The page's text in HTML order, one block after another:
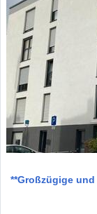
**Großzügige